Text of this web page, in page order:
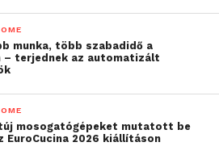
külön vásárolható
Remote, amivel még a
a szerkezet
kanapén és mindössze egy
máris el van húzva.
aSwitchBot Hub Mini -t,
hangvezérléssel is, a
munka, több szabadidő a
– terjednek az automatizált
mosogatógépeket mutatott be
EuroCucina 2026 kiállításon